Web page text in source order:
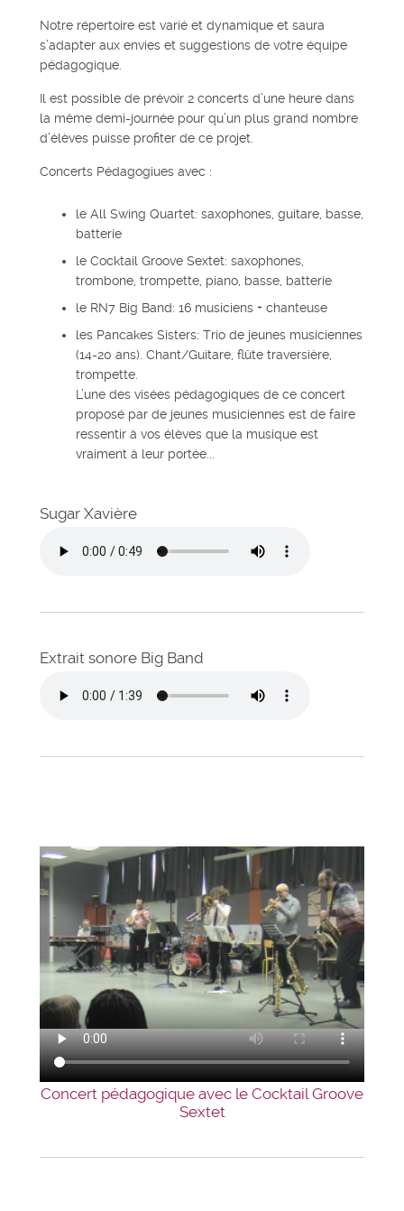
Notre répertoire est varié et dynamique et saura
s’adapter aux envies et suggestions de votre équipe
pédagogique.
Il est possible de prévoir 2 concerts d’une heure dans
la même demi-journée pour qu’un plus grand nombre
d’élèves puisse profiter de ce projet.
Concerts Pédagogiues avec :
le All Swing Quartet: saxophones, guitare, basse,
batterie
le Cocktail Groove Sextet: saxophones,
trombone, trompette, piano, basse, batterie
le RN7 Big Band: 16 musiciens + chanteuse
les Pancakes Sisters: Trio de jeunes musiciennes
(14-20 ans). Chant/Guitare, flûte traversière,
trompette.
L’une des visées pédagogiques de ce concert
proposé par de jeunes musiciennes est de faire
ressentir à vos élèves que la musique est
vraiment à leur portée...
Sugar Xavière
Extrait sonore Big Band
Concert pédagogique avec le Cocktail Groove
Sextet